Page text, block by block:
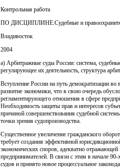
Контрольная работа
ПО ДИСЦИПЛИНЕ:Судебные и
Владивосток
2004
а) Арбитражные суды России: система,
регулирующее их деятельность, структура
Вступление России на путь демократизации
развитие экономики, что в свою очередь
регламентирующего отношения в сфере
Необходимость защиты прав и интересов
причиной совершенствования судебной
точки зрения судопроизводства.
Существенное увеличение гражданского
требует создания эффективной
экономических споров, адекватно отражающей
предпринимателей. В связи с этим в начале
судов и принято новое процессуальное